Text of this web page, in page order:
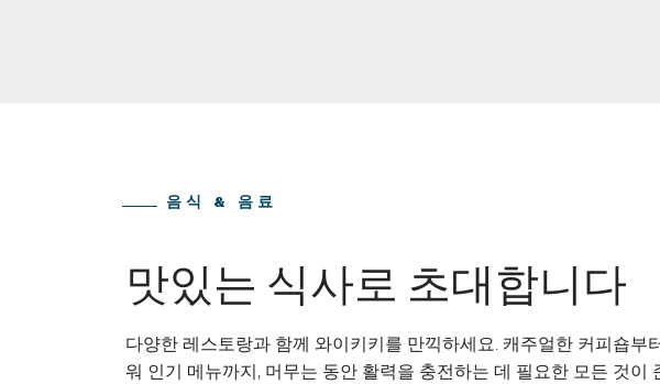
음식 & 음료
맛있는 식사로 초대합니다
다양한 레스토랑과 함께 와이키키를 만끽하세요. 캐주얼한 커피숍부
워 인기 메뉴까지, 머무는 동안 활력을 충전하는 데 필요한 모든 것이